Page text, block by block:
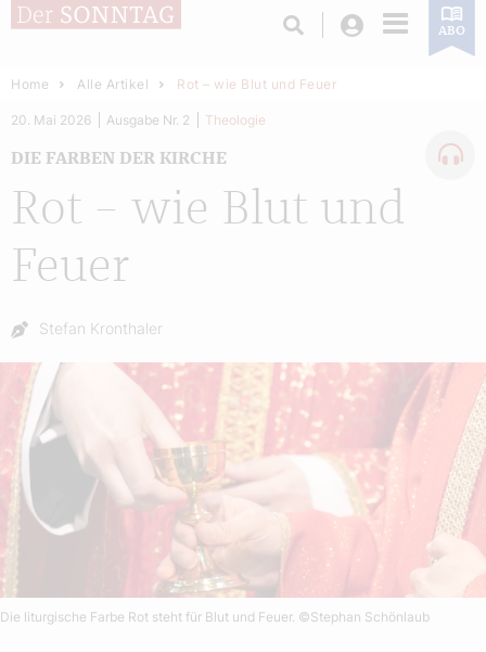
Login ABO
Home Alle Artikel Rot – wie Blut und Feuer
Rot – wie Blut und
Feuer
DIE FARBEN DER KIRCHE
20. Mai 2026 Ausgabe Nr. 2 Theologie
Autor:
Stefan Kronthaler
Die liturgische Farbe Rot steht für Blut und Feuer. ©Stephan Schönlaub